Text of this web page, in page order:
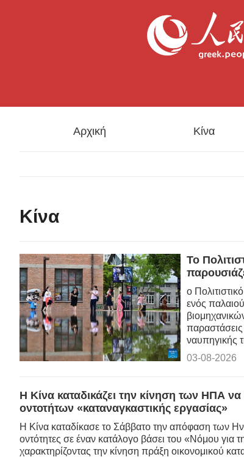
Αρχική Κίνα
Κίνα
Το
ο
ενός
ναυπηγικής
03-08-2026
Η Κίνα καταδικάζει την κίνηση των ΗΠΑ να
οντοτήτων «καταναγκαστικής εργασίας»
Η Κίνα καταδίκασε το Σάββατο την απόφαση των
οντότητες σε έναν κατάλογο βάσει του «Νόμου
χαρακτηρίζοντας την κίνηση πράξη οικονομικού